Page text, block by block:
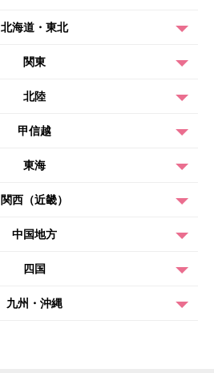
北海道・東北
関東
北陸
甲信越
東海
関西（近畿）
中国地方
四国
九州・沖縄